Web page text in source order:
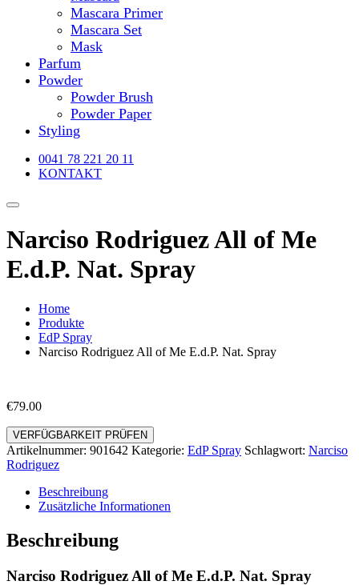
Mascara Primer
Mascara Set
Mask
Parfum
Powder
Powder Brush
Powder Paper
Styling
0041 78 221 20 11
KONTAKT
Narciso Rodriguez All of Me
E.d.P. Nat. Spray
Home
Produkte
EdP Spray
Narciso Rodriguez All of Me E.d.P. Nat. Spray
€79.00
VERFÜGBARKEIT PRÜFEN
Artikelnummer: 901642 Kategorie: EdP Spray Schlagwort: Narciso
Rodriguez
Beschreibung
Zusätzliche Informationen
Beschreibung
Narciso Rodriguez All of Me E.d.P. Nat. Spray